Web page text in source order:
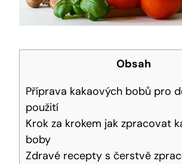
Obsah
Příprava kakaových bobů pro
použití
Krok‍ za krokem jak zpracovat⁢
boby
Zdravé ‌recepty s čerstvě